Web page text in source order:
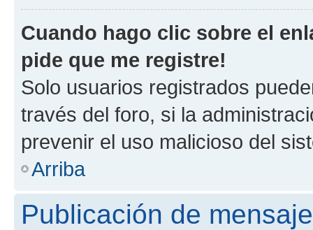
Cuando hago clic sobre el
pide que me registre!
Solo usuarios registrados
través del foro, si la
prevenir el uso malicioso del
Arriba
Publicación de